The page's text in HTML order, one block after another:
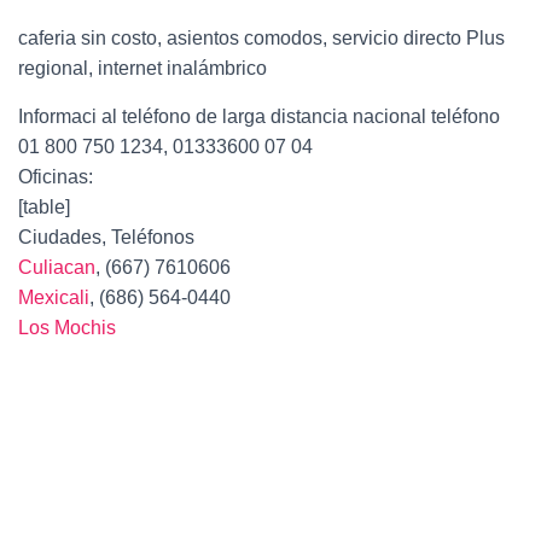
caferia sin costo, asientos comodos, servicio directo Plus
regional, internet inalámbrico
Informaci al teléfono de larga distancia nacional teléfono
01 800 750 1234, 01333600 07 04
Oficinas:
[table]
Ciudades, Teléfonos
Culiacan, (667) 7610606
Mexicali, (686) 564-0440
Los Mochis